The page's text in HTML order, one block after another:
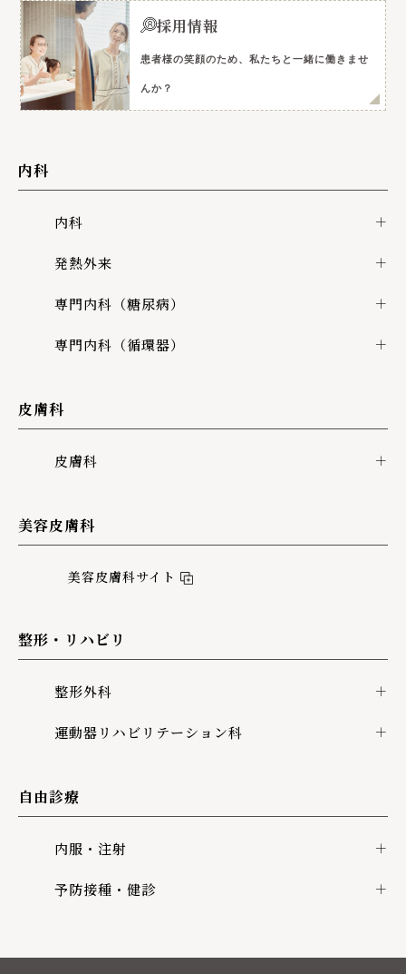
採用情報
患者様の笑顔のため、私たちと一緒に働きませ
んか？
内科
内科
発熱外来
専門内科（糖尿病）
専門内科（循環器）
皮膚科
皮膚科
美容皮膚科
美容皮膚科サイト
整形・リハビリ
整形外科
運動器リハビリテーション科
自由診療
内服・注射
予防接種・健診